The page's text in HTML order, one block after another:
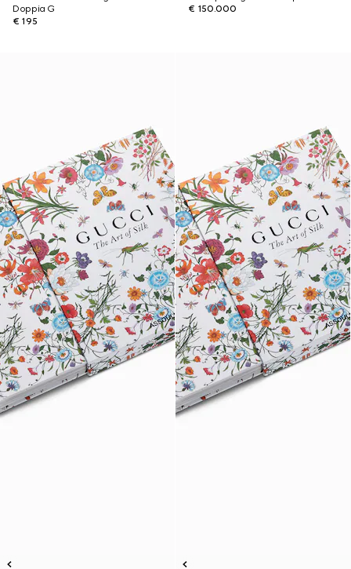
Doppia G
€ 195
€ 150.000